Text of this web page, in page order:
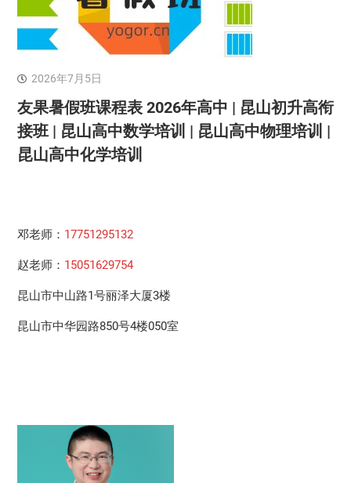
2026年7月5日
友果暑假班课程表 2026年高中 | 昆山初升高衔
接班 | 昆山高中数学培训 | 昆山高中物理培训 |
昆山高中化学培训
邓老师： 17751295132
赵老师： 15051629754
昆山市中山路1号丽泽大厦3楼
昆山市中华园路850号4楼050室